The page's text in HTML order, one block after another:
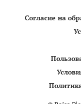
Согласие на